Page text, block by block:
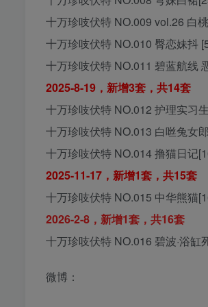
十万珍吱伏特 NO.009 vol.26 白
十万珍吱伏特 NO.010 臀恋妹抖
十万珍吱伏特 NO.011 碧蓝航线
2025-8-19，新增3套，共14套
十万珍吱伏特 NO.012 护理实习
十万珍吱伏特 NO.013 白咝兔女
十万珍吱伏特 NO.014 撸猫日记
2025-11-17，新增1套，共15套
十万珍吱伏特 NO.015 中华熊猫
2026-2-8，新增1套，共16套
十万珍吱伏特 NO.016 碧波·浴缸
微博：